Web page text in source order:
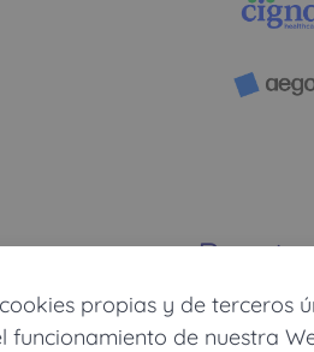
propias y de terceros
funcionamiento de nuestra
Pon
dinero